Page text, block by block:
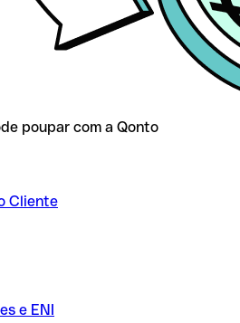
poupar com a Qonto
Cliente
e ENI